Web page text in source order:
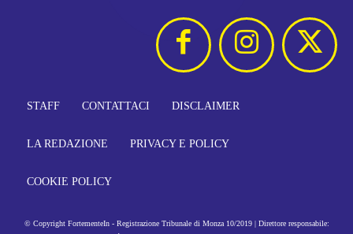
STAFF CONTATTACI DISCLAIMER
LA REDAZIONE PRIVACY E POLICY
COOKIE POLICY
© Copyright FortementeIn - Registrazione Tribunale di Monza 10/2019 | Direttore responsabile: